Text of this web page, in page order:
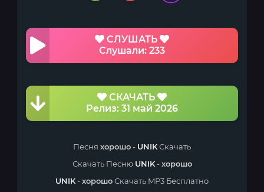
СЛУШАТЬ
Слушали: 233
СКАЧАТЬ
Релиз: 31 май 2026
Песня хорошо- UNIKСкачать
Скачать Песню UNIK-хорошо
UNIK-хорошоСкачать MP3 Бесплатно